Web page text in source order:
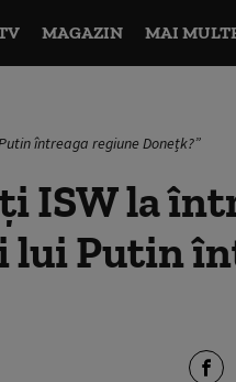
MAGAZIN MAI
întreaga regiune Donețk?”
ISW la
lui Putin